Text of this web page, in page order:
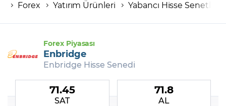
Hesap numaranız
Şifremi Unuttum
Forex Yatırım Ürünleri Yabancı Hisse Senetleri
Forex Piyasası
Enbridge
Enbridge Hisse Senedi
71.45
SAT
71.8
AL